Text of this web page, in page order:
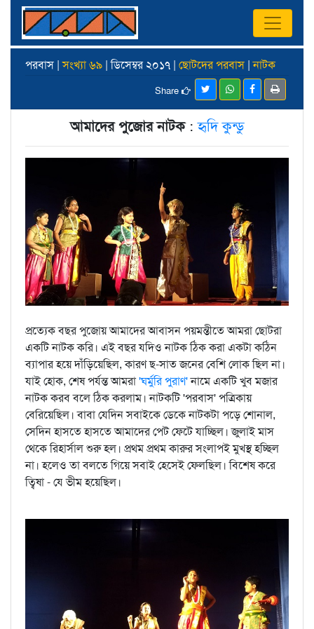
পরবাস |সংখ্যা ৬৯ | ডিসেম্বর ২০১৭ | ছোটদের পরবাস |নাটক
Share
আমাদের পুজোর নাটক:হৃদি কুন্ডু
প্রত্যেক বছর পুজোয় আমাদের আবাসন পয়মন্তীতে আমরা ছোটরা
একটি নাটক করি। এই বছর যদিও নাটক ঠিক করা একটা কঠিন
ব্যাপার হয়ে দাঁড়িয়েছিল, কারণ ছ-সাত জনের বেশি লোক ছিল না।
যাই হোক, শেষ পর্যন্ত আমরা'ঘর্মুরি পুরাণ'নামে একটি খুব মজার
নাটক করব বলে ঠিক করলাম। নাটকটি 'পরবাস' পত্রিকায়
বেরিয়েছিল। বাবা যেদিন সবাইকে ডেকে নাটকটা পড়ে শোনাল,
সেদিন হাসতে হাসতে আমাদের পেট ফেটে যাচ্ছিল। জুলাই মাস
থেকে রিহার্সাল শুরু হল। প্রথম প্রথম কারুর সংলাপই মুখস্থ হচ্ছিল
না। হলেও তা বলতে গিয়ে সবাই হেসেই ফেলছিল। বিশেষ করে
ত্বিষা - যে ভীম হয়েছিল।